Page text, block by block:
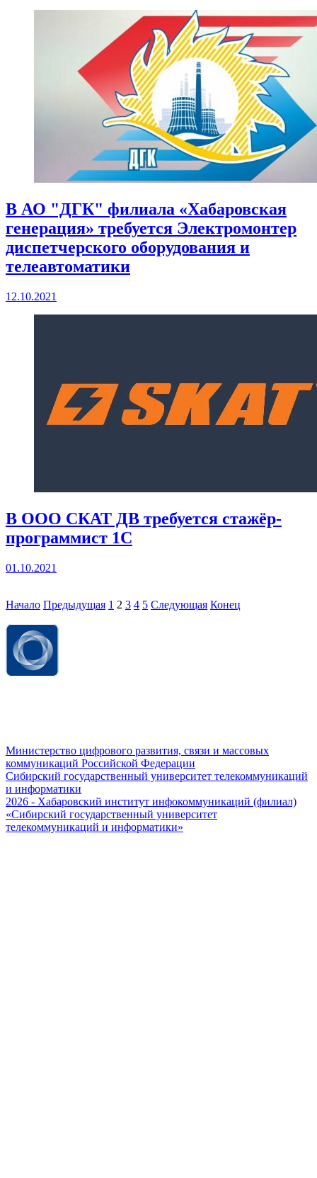
В АО "ДГК" филиала «Хабаровская
генерация» требуется Электромонтер
диспетчерского оборудования и
телеавтоматики
12.10.2021
В ООО СКАТ ДВ требуется стажёр-
программист 1С
01.10.2021
Начало Предыдущая 1 2 3 4 5 Следующая Конец
Министерство цифрового развития, связи и массовых
коммуникаций Российской Федерации
Сибирский государственный университет телекоммуникаций
и информатики
2026 - Хабаровский институт инфокоммуникаций (филиал)
«Сибирский государственный университет
телекоммуникаций и информатики»